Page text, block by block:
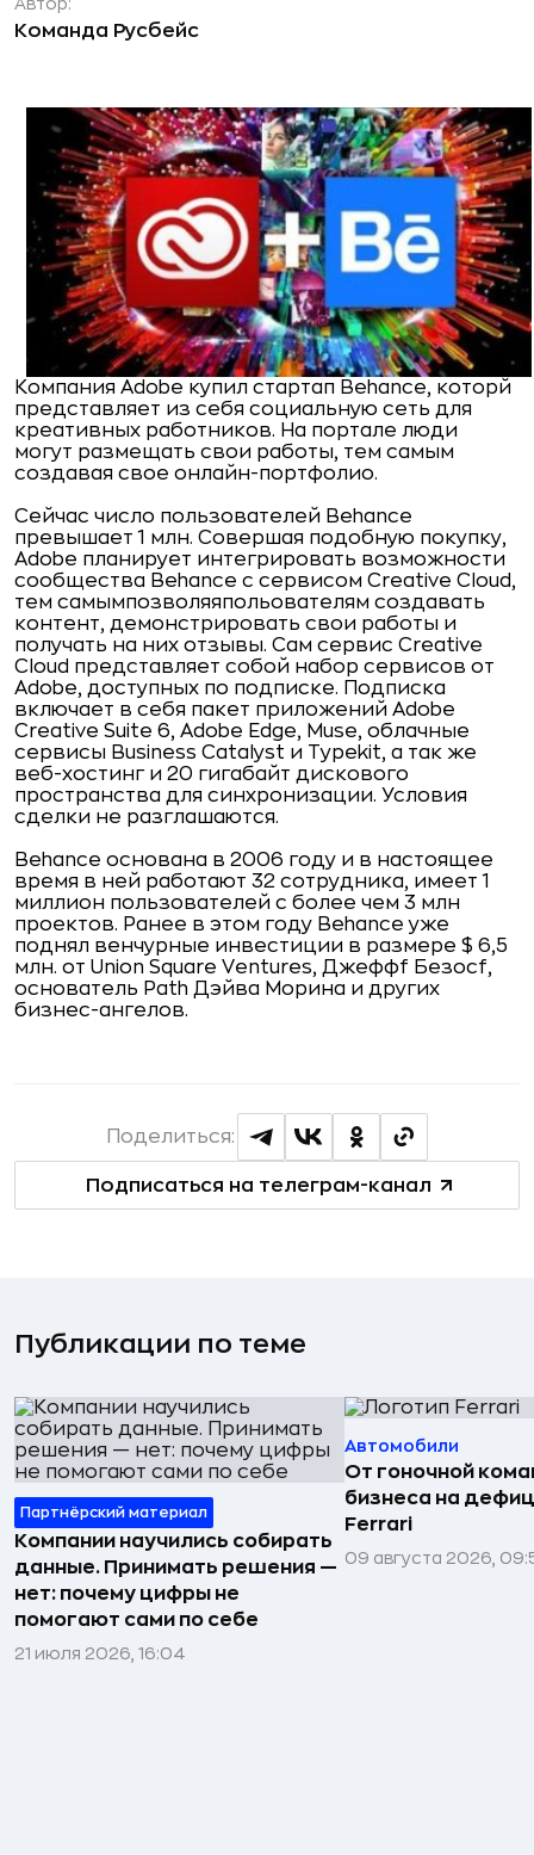
Автор:
Команда Русбейс
Компания Adobe купил стартап Behance, которй
представляет из себя социальную сеть для
креативных работников. На портале люди
могут размещать свои работы, тем самым
создавая свое онлайн-портфолио.
Сейчас число пользователей Behance
превышает 1 млн. Совершая подобную покупку,
Adobe планирует интегрировать возможности
сообщества Behance с сервисом Creative Cloud,
тем самымпозволяяпольователям создавать
контент, демонстрировать свои работы и
получать на них отзывы. Сам сервис Creative
Cloud представляет собой набор сервисов от
Adobe, доступных по подписке. Подписка
включает в себя пакет приложений Adobe
Creative Suite 6, Adobe Edge, Muse, облачные
сервисы Business Catalyst и Typekit, а так же
веб-хостинг и 20 гигабайт дискового
пространства для синхронизации. Условия
сделки не разглашаются.
Behance основана в 2006 году и в настоящее
время в ней работают 32 сотрудника, имеет 1
миллион пользователей с более чем 3 млн
проектов. Ранее в этом году Behance уже
поднял венчурные инвестиции в размере $ 6,5
млн. от Union Square Ventures, Джеффf Безосf,
основатель Path Дэйва Морина и других
бизнес-ангелов.
Подписаться на телеграм-канал
Поделиться:
Публикации по теме
Партнёрский материал
Компании научились собирать
данные. Принимать решения —
нет: почему цифры не
помогают сами по себе
21 июля 2026, 16:04
Автомобили
От гоночной
бизнеса на
Ferrari
09 августа 2026,